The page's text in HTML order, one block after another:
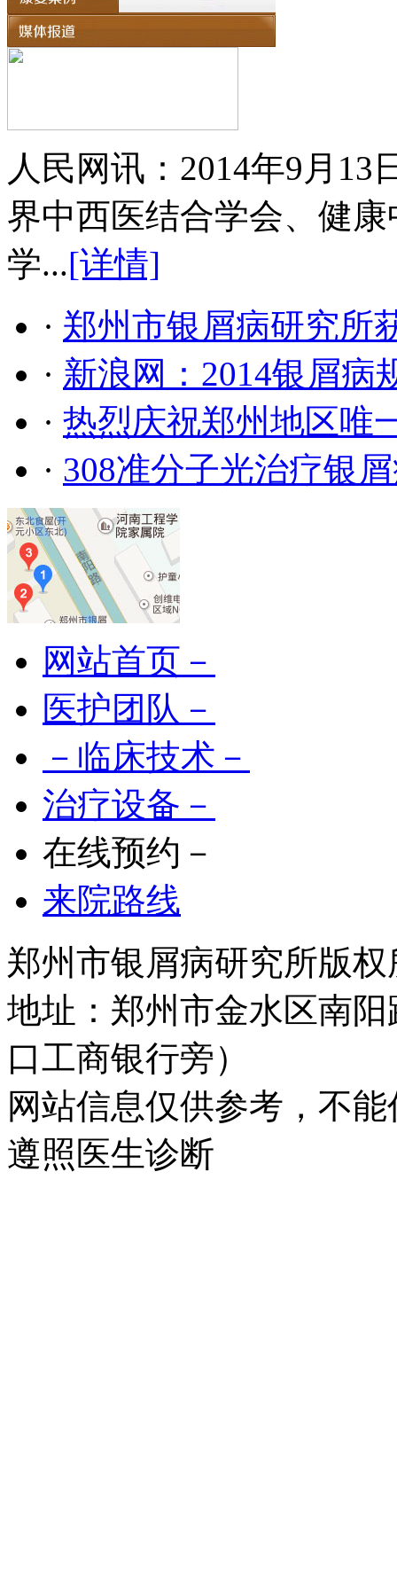
人民网讯：2014年9月
界中西医结合学会、健
学...[详情]
· 郑州市银屑病研究所
· 新浪网：2014银屑病
· 热烈庆祝郑州地区唯
· 308准分子光治疗银
网站首页－
医护团队－
－临床技术－
治疗设备－
在线预约－
来院路线
郑州市银屑病研究所版权
地址：郑州市金水区南
口工商银行旁）
网站信息仅供参考，不
遵照医生诊断